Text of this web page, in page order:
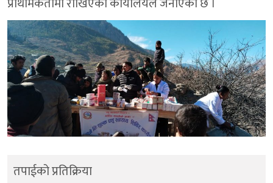
तपाईको प्रतिक्रिया